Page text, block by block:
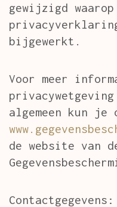
gewijzigd waarop
bijgewerkt.
Voor meer
algemeen kun je
de website van
Contactgegevens: